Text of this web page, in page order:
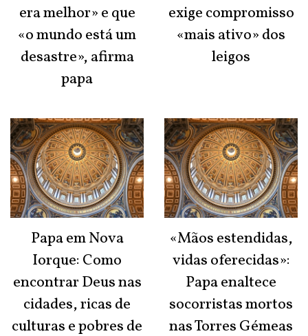
era melhor» e que
«o mundo está um
desastre», afirma
papa
exige compromisso
«mais ativo» dos
leigos
Papa em Nova
Iorque: Como
encontrar Deus nas
cidades, ricas de
culturas e pobres de
«Mãos estendidas,
vidas oferecidas»:
Papa enaltece
socorristas mortos
nas Torres Gémeas